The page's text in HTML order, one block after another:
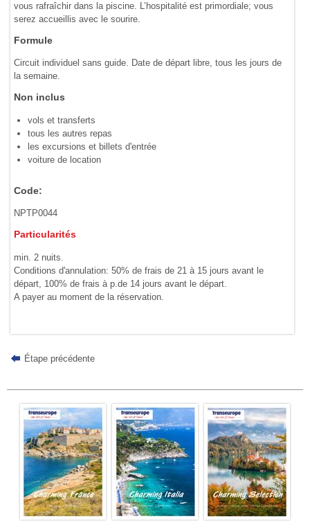
vous rafraîchir dans la piscine. L’hospitalité est primordiale; vous
serez accueillis avec le sourire.
Formule
Circuit individuel sans guide. Date de départ libre, tous les jours de
la semaine.
Non inclus
vols et transferts
tous les autres repas
les excursions et billets d'entrée
voiture de location
Code:
NPTP0044
Particularités
min. 2 nuits.
Conditions d'annulation: 50% de frais de 21 à 15 jours avant le
départ, 100% de frais à p.de 14 jours avant le départ.
A payer au moment de la réservation.
Étape précédente